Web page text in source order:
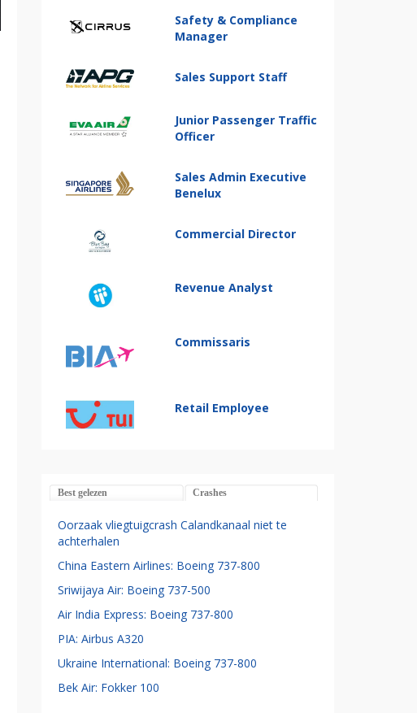
Safety & Compliance
Manager
Sales Support Staff
Junior Passenger Traffic
Officer
Sales Admin Executive
Benelux
Commercial Director
Revenue Analyst
Commissaris
Retail Employee
Best gelezen Crashes
Oorzaak vliegtuigcrash Calandkanaal niet te
achterhalen
China Eastern Airlines: Boeing 737-800
Sriwijaya Air: Boeing 737-500
Air India Express: Boeing 737-800
PIA: Airbus A320
Ukraine International: Boeing 737-800
Bek Air: Fokker 100